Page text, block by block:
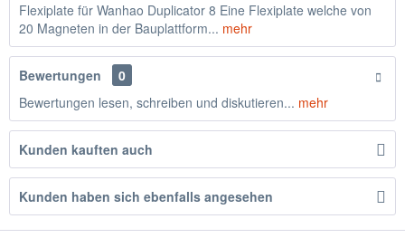
Flexiplate für Wanhao Duplicator 8 Eine Flexiplate welche von
20 Magneten in der Bauplattform... mehr
Bewertungen
0
Bewertungen lesen, schreiben und diskutieren... mehr
Kunden kauften auch
Kunden haben sich ebenfalls angesehen